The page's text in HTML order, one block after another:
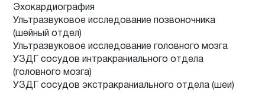
Эхокардиография
Ультразвуковое исследование позвоночника
(шейный отдел)
Ультразвуковое исследование головного мозга
УЗДГ сосудов интракраниального отдела
(головного мозга)
УЗДГ сосудов экстракраниального отдела (шеи)